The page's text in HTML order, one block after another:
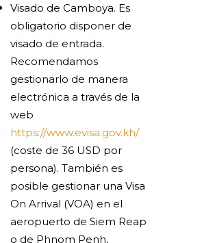
Visado de Camboya. Es
obligatorio disponer de
visado de entrada.
Recomendamos
gestionarlo de manera
electrónica a través de la
web
https://www.evisa.gov.kh/
(coste de 36 USD por
persona). También es
posible gestionar una Visa
On Arrival (VOA) en el
aeropuerto de Siem Reap
o de Phnom Penh,